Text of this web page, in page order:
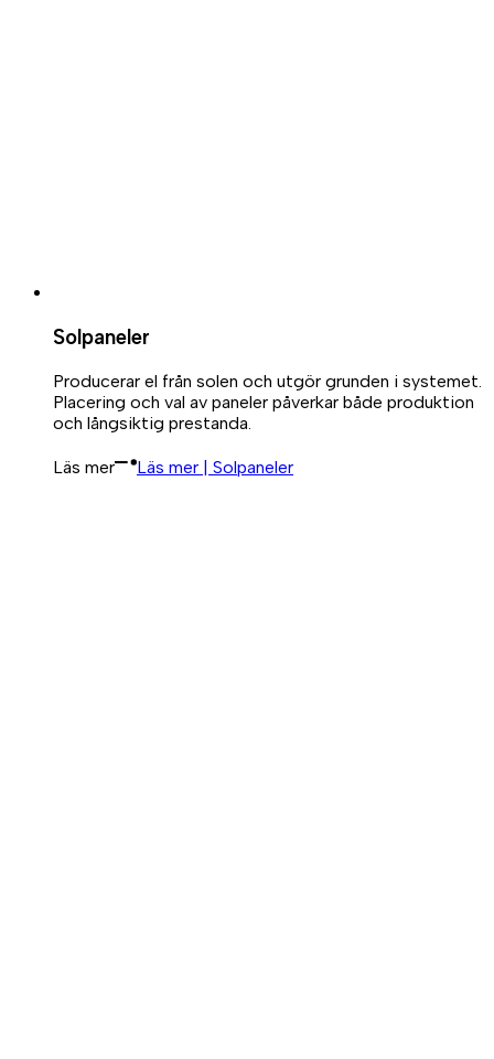
Solpaneler
Producerar el från solen och utgör grunden i systemet.
Placering och val av paneler påverkar både produktion
och långsiktig prestanda.
Läs mer Läs mer | Solpaneler